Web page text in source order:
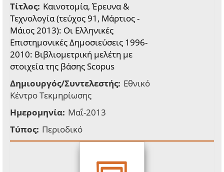
Τίτλος: Kαινοτομία, Έρευνα &
Τεχνολογία (τεύχος 91, Μάρτιος -
Μάιος 2013): Οι Ελληνικές
Επιστημονικές Δημοσιεύσεις 1996-
2010: Βιβλιομετρική μελέτη με
στοιχεία της βάσης Scopus
Δημιουργός/Συντελεστής: Εθνικό
Κέντρο Τεκμηρίωσης
Ημερομηνία: Μαΐ-2013
Τύπος: Περιοδικό